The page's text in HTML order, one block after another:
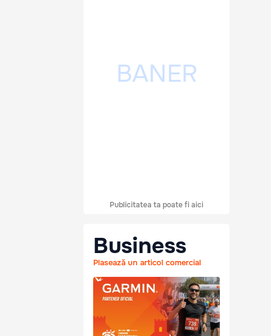
Publicitatea ta poate fi aici
Business
Plasează un articol comercial